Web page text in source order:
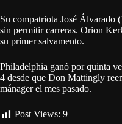
Su compatriota José Álvarado
sin permitir carreras. Orion
su primer salvamento.
Philadelphia ganó por quinta
4 desde que Don Mattingly
mánager el mes pasado.
Post Views: 9